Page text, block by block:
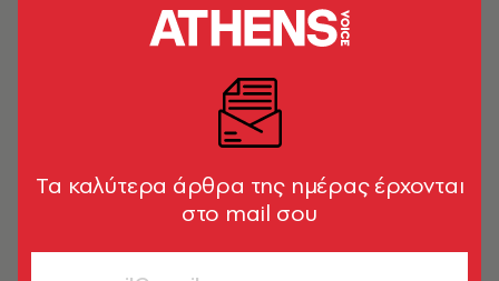
ΟΛΑ ΤΑ ΑΡΘΡΑ ΤΟΥ TAG
ΕΛΛΑΔΑ
Θα θέλαμε να είχαμε κάνει και πάνω
από τις δυνάμεις μας
Tα καλύτερα άρθρα της ημέρας έρχονται
στο mail σου